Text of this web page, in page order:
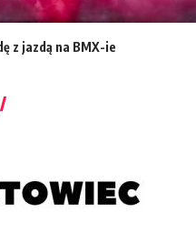
z jazdą na BMX-ie